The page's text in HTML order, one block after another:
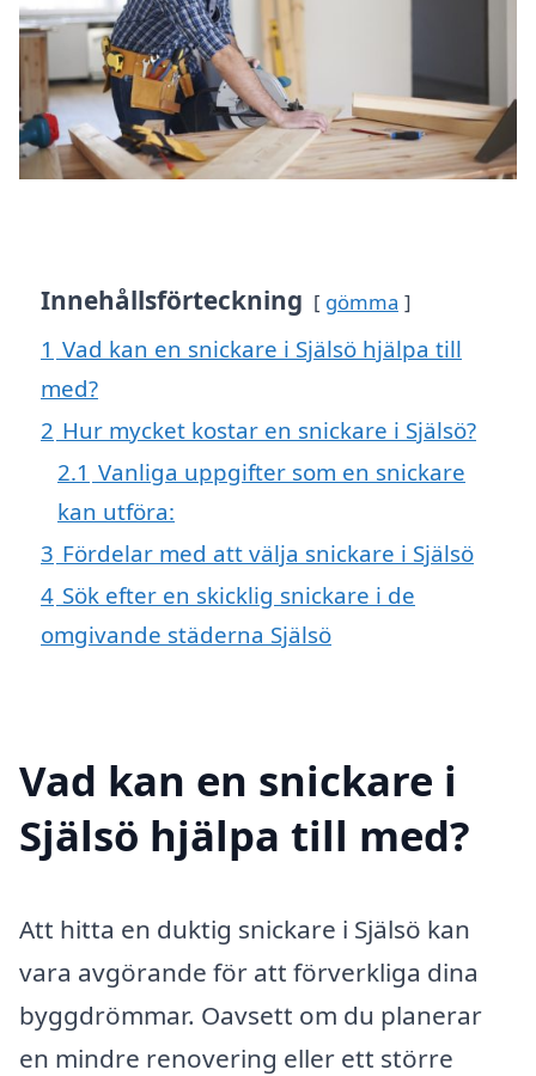
Innehållsförteckning gömma
1 Vad kan en snickare i Själsö hjälpa till
med?
2 Hur mycket kostar en snickare i Själsö?
2.1 Vanliga uppgifter som en snickare
kan utföra:
3 Fördelar med att välja snickare i Själsö
4 Sök efter en skicklig snickare i de
omgivande städerna Själsö
Vad kan en snickare i
Själsö hjälpa till med?
Att hitta en duktig snickare i Själsö kan
vara avgörande för att förverkliga dina
byggdrömmar. Oavsett om du planerar
en mindre renovering eller ett större